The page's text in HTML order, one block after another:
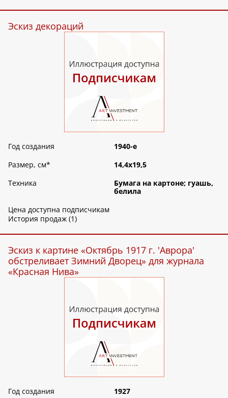
Эскиз декораций
Год создания
1940-е
Размер, см*
14,4х19,5
Техника
Бумага на картоне; гуашь,
белила
Цена доступна подписчикам
История продаж (1)
Эскиз к картине «Октябрь 1917 г. 'Аврора'
обстреливает Зимний Дворец» для журнала
«Красная Нива»
Год создания
1927